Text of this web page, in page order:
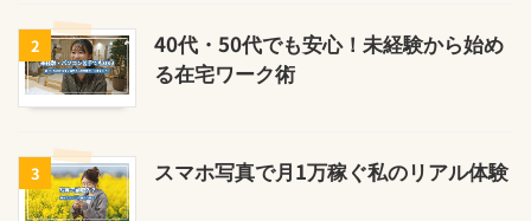
2
40代・50代でも安心！未経験から始め
る在宅ワーク術
3 スマホ写真で月1万稼ぐ私のリアル体験